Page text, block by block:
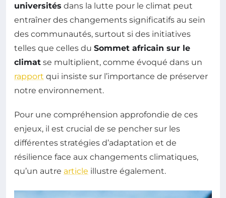
universités dans la lutte pour le climat peut
entraîner des changements significatifs au sein
des communautés, surtout si des initiatives
telles que celles du Sommet africain sur le
climat se multiplient, comme évoqué dans un
rapport qui insiste sur l’importance de préserver
notre environnement.
Pour une compréhension approfondie de ces
enjeux, il est crucial de se pencher sur les
différentes stratégies d’adaptation et de
résilience face aux changements climatiques,
qu’un autre article illustre également.